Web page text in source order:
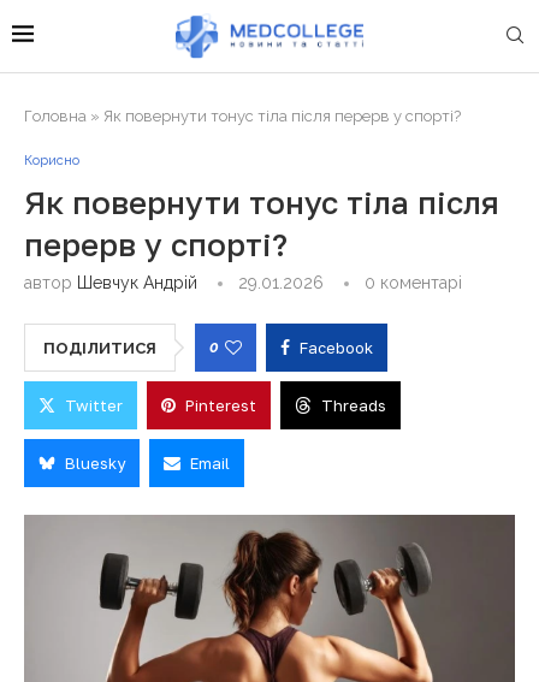
Головна » Як повернути тонус тіла після перерв у спорті?
Корисно
Як повернути тонус тіла після
перерв у спорті?
автор Шевчук Андрій 29.01.2026 0 коментарі
ПОДІЛИТИСЯ 0 Facebook
Twitter Pinterest Threads
Bluesky Email